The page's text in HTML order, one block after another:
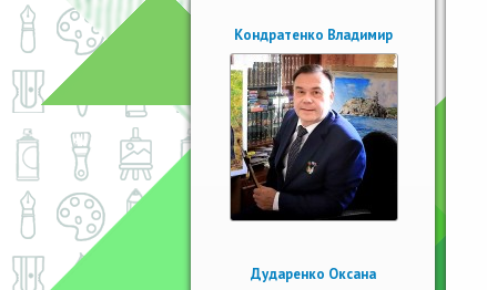
Кондратенко Владимир
Дударенко Оксана